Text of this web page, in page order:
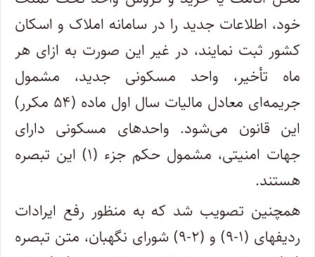
خود، اطلاعات جدید را در سامانه املاک و اسکان
کشور ثبت نمایند، در غیر این ‌صورت به ازای هر
ماه تأخیر، واحد مسکونی جدید، مشمول
جریمه‌ای معادل مالیات سال اول ماده (۵۴ مکرر)
این قانون می‌شود. واحدهای مسکونی دارای
جهات امنیتی، مشمول حکم جزء (۱) این تبصره
هستند.
همچنین تصویب شد که به منظور رفع ایرادات
ردیف‏های (۱-۹) و (۲-۹) شورای نگهبان، متن تبصره